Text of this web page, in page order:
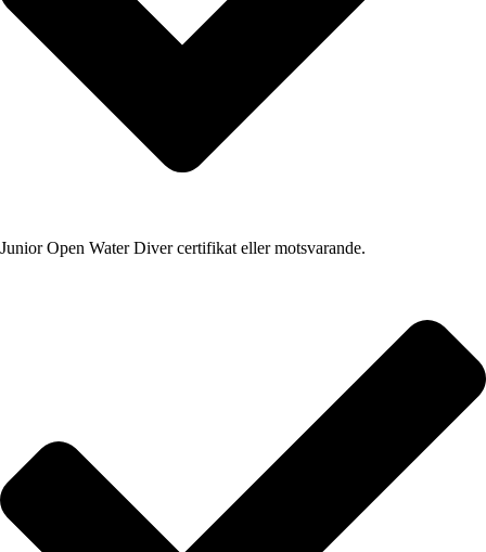
Junior Open Water Diver certifikat eller motsvarande.